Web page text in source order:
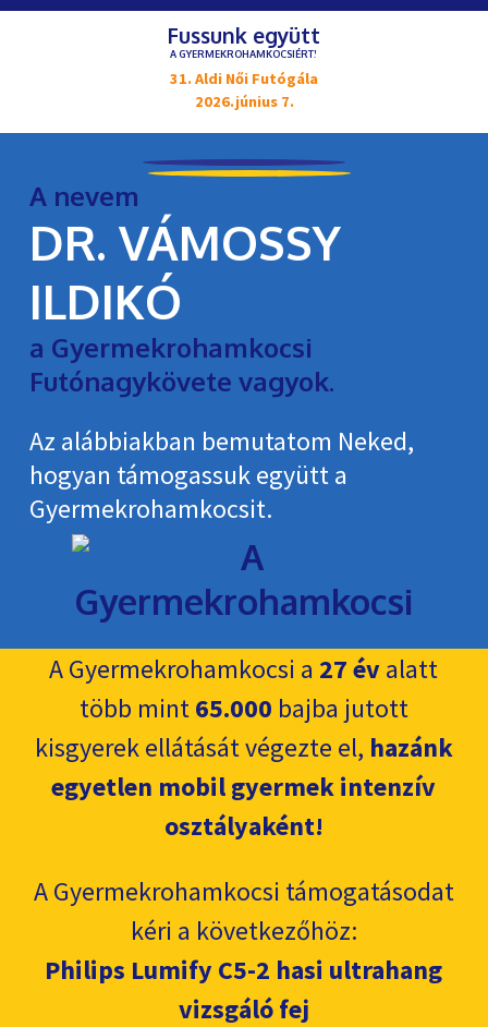
Fussunk együtt
A GYERMEKROHAMKOCSIÉRT!
31. Aldi Női Futógála
2026.június 7.
A nevem
DR. VÁMOSSY
ILDIKÓ
a Gyermekrohamkocsi
Futónagykövete vagyok.
Az alábbiakban bemutatom Neked,
hogyan támogassuk együtt a
Gyermekroham­kocsit.
A Gyermekrohamkocsi a 27 évalatt
több mint65.000 bajba jutott
kisgyerek ellátását végezte el, hazánk
egyetlen mobil gyermek intenzív
osztályaként!
A Gyermekrohamkocsi támogatásodat
kéri a következőhöz:
Philips Lumify C5-2 hasi ultrahang
vizsgáló fej